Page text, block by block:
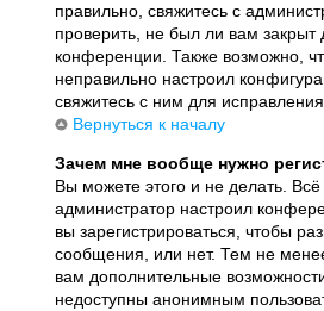
правильно, свяжитесь с
проверить, не был ли вам закрыт
конференции. Также возможно,
неправильно настроил
свяжитесь с ним для
Вернуться к началу
Зачем мне вообще нужно
Вы можете этого и не делать. Всё
администратор настроил
вы зарегистрироваться, чтобы
сообщения, или нет. Тем не
вам дополнительные
недоступны анонимным